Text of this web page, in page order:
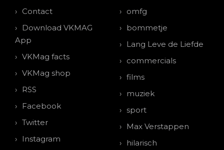
Contact
Download VKMAG
App
VKMag facts
VKMag shop
RSS
Facebook
Twitter
Instagram
omfg
bommetje
Lang Leve de Liefde
commercials
films
muziek
sport
Max Verstappen
hilarisch